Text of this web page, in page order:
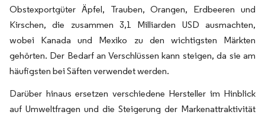
Obstexportgüter Äpfel, Trauben, Orangen, Erdbeeren und
Kirschen, die zusammen 3,1 Milliarden USD ausmachten,
wobei Kanada und Mexiko zu den wichtigsten Märkten
gehörten. Der Bedarf an Verschlüssen kann steigen, da sie am
häufigsten bei Säften verwendet werden.
Darüber hinaus ersetzen verschiedene Hersteller im Hinblick
auf Umweltfragen und die Steigerung der Markenattraktivität